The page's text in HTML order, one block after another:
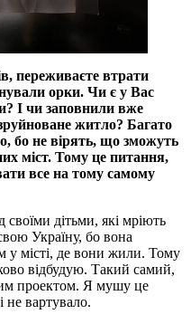
переживаєте втрати
орки. Чи є у Вас
І чи заповнили вже
житло? Багато
бо не вірять, що зможуть
міст. Тому це питання,
все на тому самому
дітьми, які мріють
Україну, бо вона
у місті, де вони жили. Тому
відбудую. Такий самий,
проектом. Я мушу це
не вартувало.